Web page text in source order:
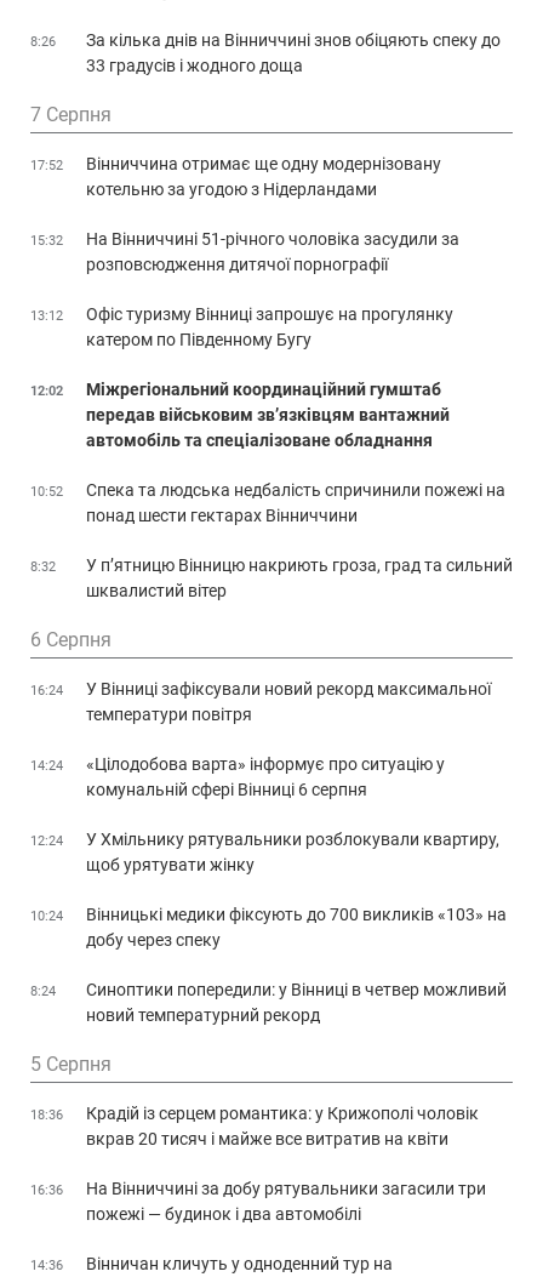
8:26
За кілька днів на Вінниччині знов обіцяють спеку до
33 градусів і жодного доща
7 Серпня
17:52
Вінниччина отримає ще одну модернізовану
котельню за угодою з Нідерландами
15:32
На Вінниччині 51-річного чоловіка засудили за
розповсюдження дитячої порнографії
13:12
Офіс туризму Вінниці запрошує на прогулянку
катером по Південному Бугу
12:02
Міжрегіональний координаційний гумштаб
передав військовим зв’язківцям вантажний
автомобіль та спеціалізоване обладнання
10:52
Спека та людська недбалість спричинили пожежі на
понад шести гектарах Вінниччини
8:32
У п’ятницю Вінницю накриють гроза, град та сильний
шквалистий вітер
6 Серпня
16:24
У Вінниці зафіксували новий рекорд максимальної
температури повітря
14:24
«Цілодобова варта» інформує про ситуацію у
комунальній сфері Вінниці 6 серпня
12:24
У Хмільнику рятувальники розблокували квартиру,
щоб урятувати жінку
10:24
Вінницькі медики фіксують до 700 викликів «103» на
добу через спеку
8:24
Синоптики попередили: у Вінниці в четвер можливий
новий температурний рекорд
5 Серпня
18:36
Крадій із серцем романтика: у Крижополі чоловік
вкрав 20 тисяч і майже все витратив на квіти
16:36
На Вінниччині за добу рятувальники загасили три
пожежі — будинок і два автомобілі
14:36
Вінничан кличуть у одноденний тур на